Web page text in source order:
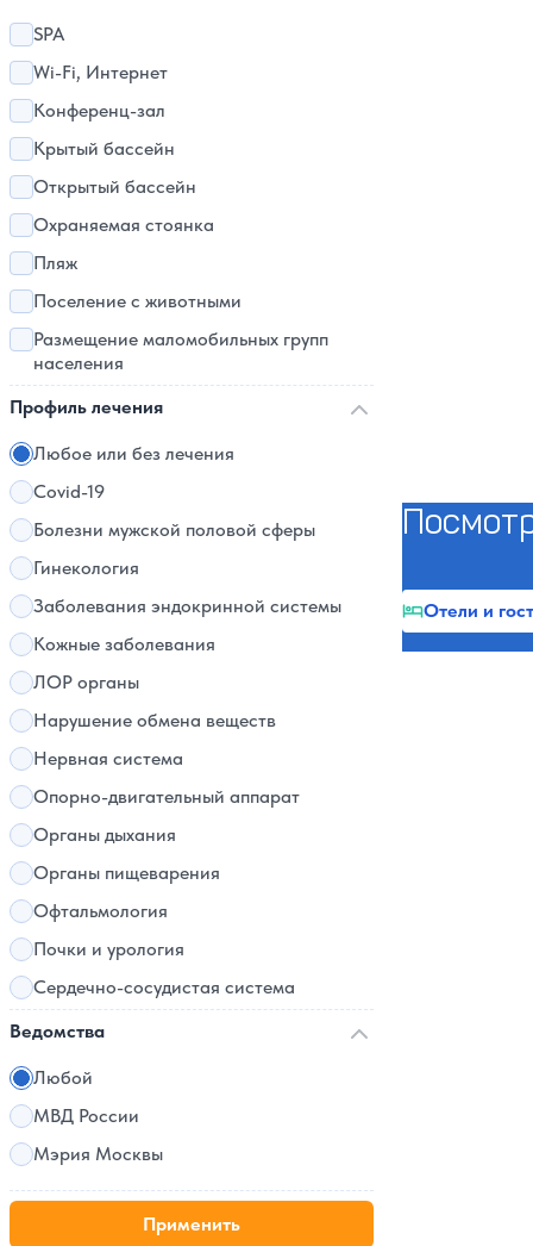
SPA
Wi-Fi, Интернет
Конференц-зал
Крытый бассейн
Открытый бассейн
Охраняемая стоянка
Пляж
Поселение с животными
Размещение маломобильных групп
населения
Профиль лечения
Любое или без лечения
Covid-19
Болезни мужской половой сферы
Гинекология
Заболевания эндокринной системы
Кожные заболевания
ЛОР органы
Нарушение обмена веществ
Нервная система
Опорно-двигательный аппарат
Органы дыхания
Органы пищеварения
Офтальмология
Почки и урология
Сердечно-сосудистая система
Ведомства
Любой
МВД России
Мэрия Москвы
Применить
Отели и